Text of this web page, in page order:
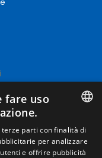
SPANISH
ENGLISH
fare uso
terze parti con finalità di
per analizzare
e offrire pubblicità